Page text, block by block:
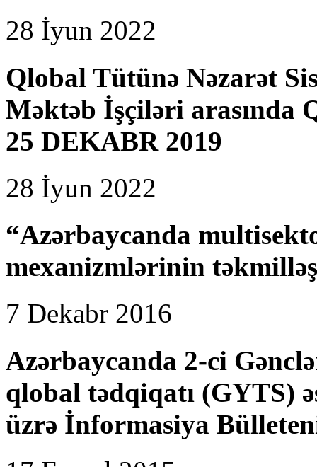
28 İyun 2022
Qlobal Tütünə Nəzarət
Məktəb İşçiləri arasında
25 DEKABR 2019
28 İyun 2022
“Azərbaycanda
mexanizmlərinin
7 Dekabr 2016
Azərbaycanda 2-ci
qlobal tədqiqatı (GYTS)
üzrə İnformasiya